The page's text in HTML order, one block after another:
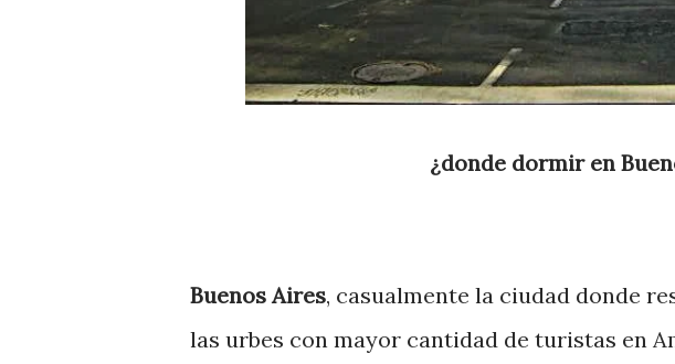
¿donde dormir en
Buenos Aires, casualmente la ciudad donde
las urbes con mayor cantidad de turistas en